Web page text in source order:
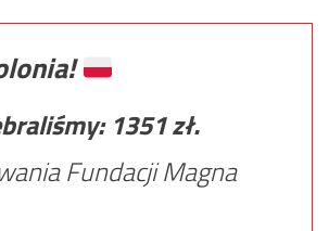
1351zł.
Fundacji Magna